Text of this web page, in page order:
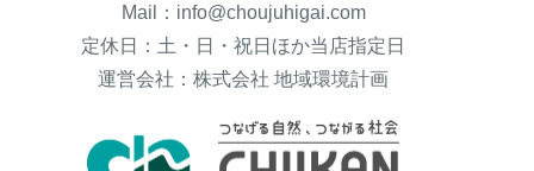
Mail：info@choujuhigai.com
定休日：土・日・祝日ほか当店指定日
運営会社：株式会社 地域環境計画